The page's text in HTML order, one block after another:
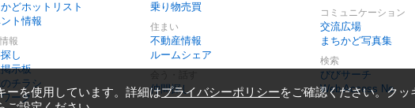
どホットリスト
ト情報
報
し
示板
チラシ
ーク
乗り物売買
住まい
不動産情報
ルームシェア
仲間探し
コミュニケーション
交流広場
まちかど写真集
検索
びびサーチ
Web Access No.
ーを使用しています。詳細はプライバシーポリシーをご確認ください。ク